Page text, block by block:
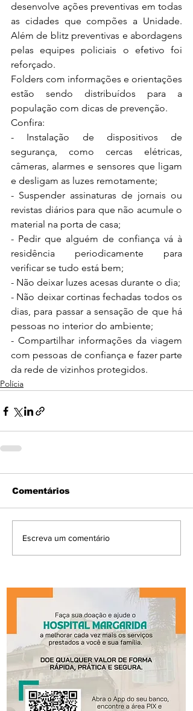
desenvolve ações preventivas em todas
as cidades que compões a Unidade.
Além de blitz preventivas e abordagens
pelas equipes policiais o efetivo foi
reforçado.
Folders com informações e orientações
estão sendo distribuídos para a
população com dicas de prevenção.
Confira:
- Instalação de dispositivos de
segurança, como cercas elétricas,
câmeras, alarmes e sensores que ligam
e desligam as luzes remotamente;
- Suspender assinaturas de jornais ou
revistas diários para que não acumule o
material na porta de casa;
- Pedir que alguém de confiança vá à
residência periodicamente para
verificar se tudo está bem;
- Não deixar luzes acesas durante o dia;
- Não deixar cortinas fechadas todos os
dias, para passar a sensação de que há
pessoas no interior do ambiente;
- Compartilhar informações da viagem
com pessoas de confiança e fazer parte
da rede de vizinhos protegidos.
Polícia
Comentários
Escreva um comentário